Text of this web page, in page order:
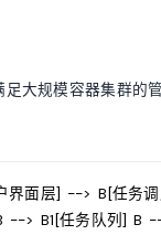
大规模容器集群的
面层] --> B[任务
> B1[任务队列] B